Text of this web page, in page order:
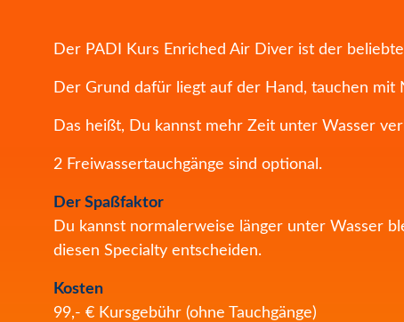
Der PADI Kurs Enriched Air Diver ist der
Der Grund dafür liegt auf der Hand, tauchen
Das heißt, Du kannst mehr Zeit unter Wasser
2 Freiwassertauchgänge sind optional.
Der Spaßfaktor
Du kannst normalerweise länger unter Wasser
diesen Specialty entscheiden.
Kosten
99,- € Kursgebühr (ohne Tauchgänge)